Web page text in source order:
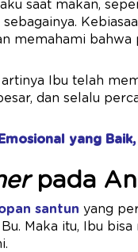
saat makan,
memahami bahwa
Ibu telah
dan selalu
yang Baik,
pada
santun yang
Maka itu, Ibu bisa